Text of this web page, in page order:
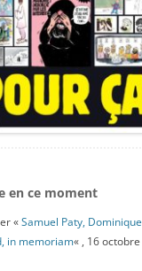
en ce moment
«Samuel Paty, Dominique
in memoriam« , 16 octobre